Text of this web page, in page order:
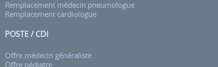
Remplacement médecin pneumologue
Remplacement cardiologue
POSTE / CDI
Offre médecin généraliste
Offre pédiatre